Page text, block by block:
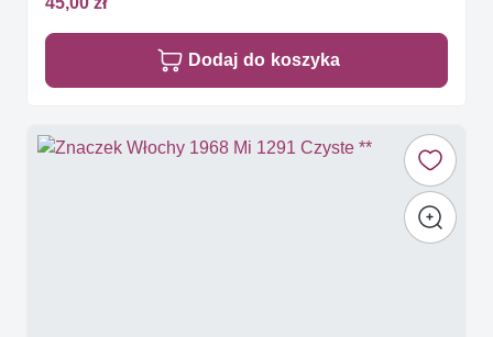
Dodaj do koszyka